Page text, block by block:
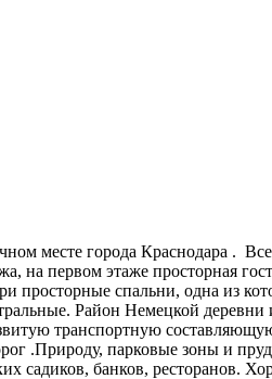
месте города Краснодара .
первом этаже просторная
просторные спальни, одна из
Район Немецкой
транспортную
.Природу, парковые зоны и
садиков, банков, ресторанов.